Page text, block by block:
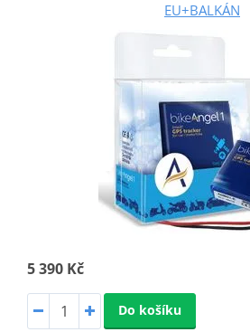
EU+BALKÁN
5 390 Kč
Do košíku